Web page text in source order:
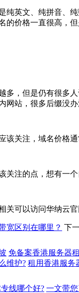
纯英文、纯拼音、
的价格一直很高，
多，但是仍有很多
网站，很多后缀没
该关注，域名价格
关注的点，想有一
关可以访问华纳云官
宽区别在哪里？ 下
免备案香港服务器
维护? 租用香港服务
线哪个好? 一文带